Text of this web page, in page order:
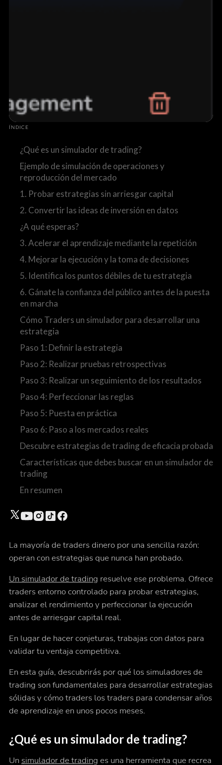
La mayoría de traders dinero por una sencilla razón:
operan con estrategias que nunca han probado.
Un simulador de trading resuelve ese problema. Ofrece
traders entorno controlado para probar estrategias,
analizar el rendimiento y perfeccionar la ejecución
antes de arriesgar capital real.
En lugar de hacer conjeturas, trabajas con datos para
validar tu ventaja competitiva.
En esta guía, descubrirás por qué los simuladores de
trading son fundamentales para desarrollar estrategias
sólidas y cómo traders los traders para condensar años
de aprendizaje en unos pocos meses.
¿Qué es un simulador de trading?
Un simulador de trading es una herramienta que recrea
ÍNDICE
¿Qué es un simulador de trading?
Ejemplo de simulación de operaciones y
reproducción del mercado
1. Probar estrategias sin arriesgar capital
2. Convertir las ideas de inversión en datos
¿A qué esperas?
3. Acelerar el aprendizaje mediante la repetición
4. Mejorar la ejecución y la toma de decisiones
5. Identifica los puntos débiles de tu estrategia
6. Gánate la confianza del público antes de la puesta
en marcha
Cómo Traders un simulador para desarrollar una
estrategia
Paso 1: Definir la estrategia
Paso 2: Realizar pruebas retrospectivas
Paso 3: Realizar un seguimiento de los resultados
Paso 4: Perfeccionar las reglas
Paso 5: Puesta en práctica
Paso 6: Paso a los mercados reales
Descubre estrategias de trading de eficacia probada
Características que debes buscar en un simulador de
trading
En resumen